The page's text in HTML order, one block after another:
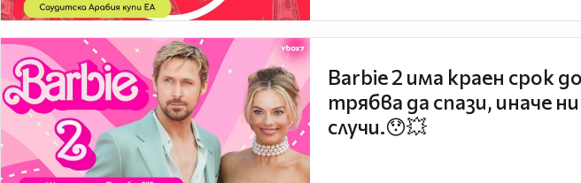
Barbie 2 има краен срок
трябва да спази, иначе
случи.😯💥